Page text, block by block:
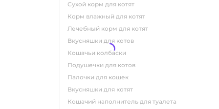
сухой корм для котят
корм влажный для котят
лечебный корм для котят
вкусняшки для котов
кошачьи колбаски
подушечки для котов
палочки для кошек
вкусняшки для котят
кошачий наполнитель для туалета